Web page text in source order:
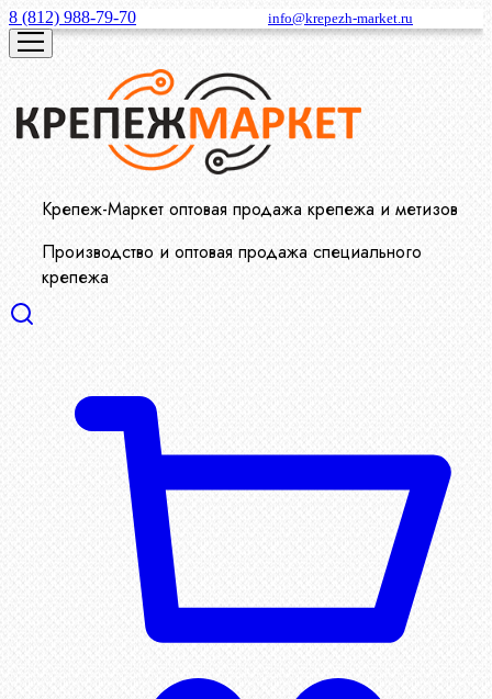
8 (812) 988-79-70 info@krepezh-market.ru
Крепеж-Маркет оптовая продажа крепежа и метизов
Производство и оптовая продажа специального
крепежа